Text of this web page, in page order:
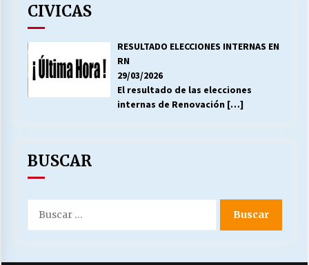
CIVICAS
RESULTADO ELECCIONES INTERNAS EN
RN
29/03/2026
El resultado de las elecciones
internas de Renovación […]
BUSCAR
por: